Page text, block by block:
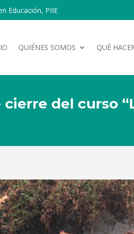
Educación, PIIE
QUIÉNES SOMOS QUÉ
del curso